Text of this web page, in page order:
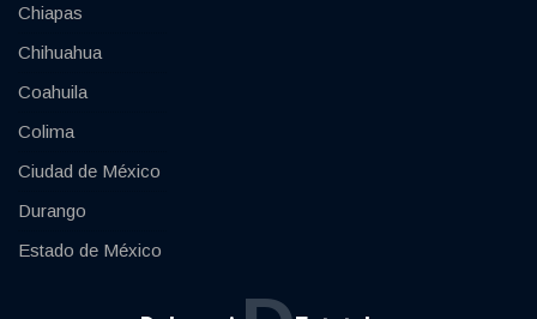
Chiapas
Chihuahua
Coahuila
Colima
Ciudad de México
Durango
Estado de México